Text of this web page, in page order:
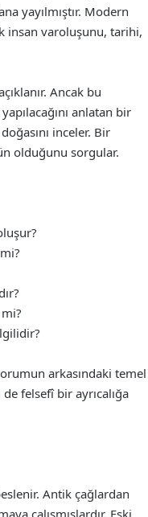
yayılmıştır. Modern
insan varoluşunu, tarihi,
Ancak bu
anlatan bir
inceler. Bir
olduğunu sorgular.
arkasındaki temel
felsefî bir ayrıcalığa
Antik çağlardan
çalışmışlardır. Eski